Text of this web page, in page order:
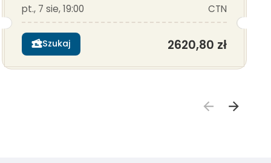
pt., 7 sie, 19:00 CTN
Szukaj 2620,80 zł